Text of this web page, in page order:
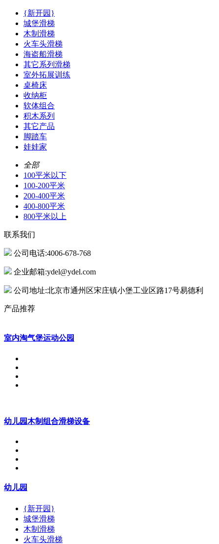
{新开园}
城堡滑梯
木制滑梯
火车头滑梯
海盗船滑梯
其它系列滑梯
室外拓展训练
桌椅床
收纳柜
软体组合
积木系列
其它产品
脚踏车
娃娃家
全部
100平米以下
100-200平米
200-400平米
400-800平米
800平米以上
联系我们
公司电话:4006-678-768
企业邮箱:ydel@ydel.com
公司地址:北京市通州区宋庄镇小堡工业区路17号易德利
产品推荐
室内淘气堡运动公园
幼儿园木制组合滑梯设备
幼儿园
{新开园}
城堡滑梯
木制滑梯
火车头滑梯